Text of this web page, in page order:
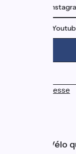
Espace Presse
Accueil Vélo